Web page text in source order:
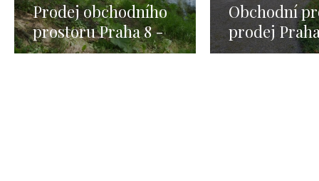
Prodej obchodního
prostoru Praha 8 -
111m
Obchodní
prodej
108m